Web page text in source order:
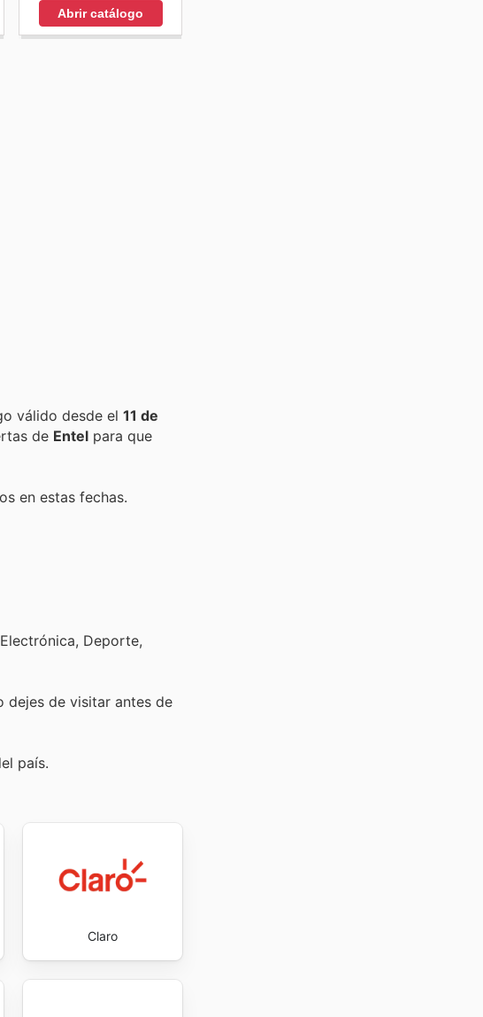
Abrir catálogo
válido desde el 11 de
de Entel para que
en estas fechas.
Deporte,
dejes de visitar antes de
país.
Claro